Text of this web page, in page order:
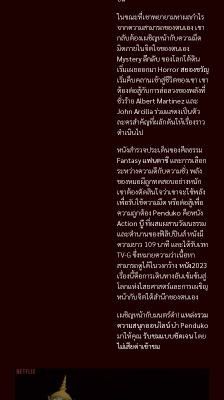
ในขณะที่เขาพยายามหาผลกำไร
จากความสามารถของตนเอง เขา
กลับต้องเผชิญหน้ากับความมืด
มิดภายในจิตใจของตนเอง
Mystery ลึกลับ ของโลกใต้ดิน
เริ่มเผยออกมา Horror สยองขวัญ
เริ่มคืบคลานเข้าสู่ชีวิตของเขา เขา
ต้องต่อสู้กับการล่อลวงของพลังที่
ชั่วร้าย Albert Martinez และ
John Arcilla ร่วมแสดงเป็นตัว
ละครสำคัญที่ผลักดันให้เรื่องราว
ดำเนินไป
หนังสำรวจประเด็นของศีลธรรม
Fantasy แฟนตาซี และการเลือก
ระหว่างความดีกับความชั่ว พลัง
ของหมอผีถูกทดสอบอย่างหนัก
เขาต้องตัดสินใจว่าเขาจะใช้พลัง
เพื่อรับใช้ความมืด หรือต่อสู้เพื่อ
ความถูกต้อง Penduko คือหนัง
Action บู๊ที่ผสมผสานวัฒนธรรม
และตำนานของฟิลิปปินส์ หนังมี
ความยาว 109 นาที และได้รับเรท
TV-G ซึ่งหมายความว่าเนื้อหา
สามารถดูได้ในวงกว้าง หนัง2023
เรื่องนี้คือการเดินทางอันเข้มข้นสู่
โลกแห่งไสยศาสตร์และการเผชิญ
หน้ากับจิตใต้สำนึกของตนเอง
เผชิญหน้ากับมนตร์ดำ! แหล่งรวม
ความสนุกออนไลน์นำ Penduko
มาให้คุณ รับชมแบบชัดเจนโดย
ไม่เสียค่าเข้าชม